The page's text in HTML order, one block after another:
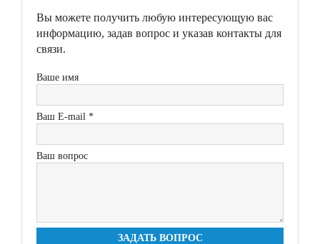
Вы можете получить любую интересующую вас
информацию, задав вопрос и указав контакты для
связи.
Ваше имя
Ваш E-mail *
Ваш вопрос
ЗАДАТЬ ВОПРОС